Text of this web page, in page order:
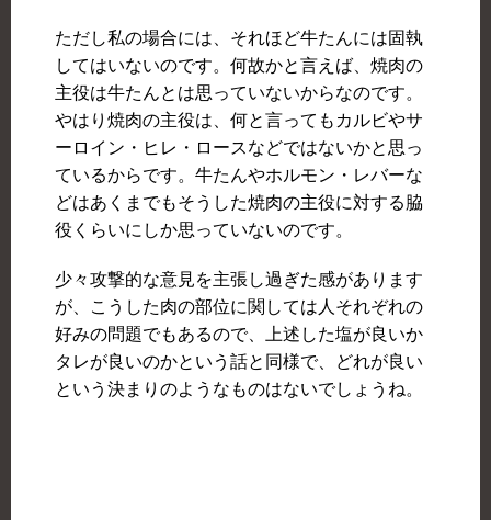
ただし私の場合には、それほど牛たんには固執
してはいないのです。何故かと言えば、焼肉の
主役は牛たんとは思っていないからなのです。
やはり焼肉の主役は、何と言ってもカルビやサ
ーロイン・ヒレ・ロースなどではないかと思っ
ているからです。牛たんやホルモン・レバーな
どはあくまでもそうした焼肉の主役に対する脇
役くらいにしか思っていないのです。
少々攻撃的な意見を主張し過ぎた感があります
が、こうした肉の部位に関しては人それぞれの
好みの問題でもあるので、上述した塩が良いか
タレが良いのかという話と同様で、どれが良い
という決まりのようなものはないでしょうね。